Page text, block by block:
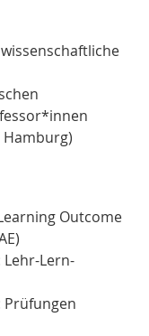
Outcome
Lehr-Lern-
Prüfungen